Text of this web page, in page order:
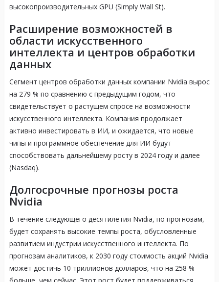
высокопроизводительных GPU (Simply Wall St).
Расширение возможностей в
области искусственного
интеллекта и центров обработки
данных
Сегмент центров обработки данных компании Nvidia вырос
на 279 % по сравнению с предыдущим годом, что
свидетельствует о растущем спросе на возможности
искусственного интеллекта. Компания продолжает
активно инвестировать в ИИ, и ожидается, что новые
чипы и программное обеспечение для ИИ будут
способствовать дальнейшему росту в 2024 году и далее
(Nasdaq).
Долгосрочные прогнозы роста
Nvidia
В течение следующего десятилетия Nvidia, по прогнозам,
будет сохранять высокие темпы роста, обусловленные
развитием индустрии искусственного интеллекта. По
прогнозам аналитиков, к 2030 году стоимость акций Nvidia
может достичь 10 триллионов долларов, что на 258 %